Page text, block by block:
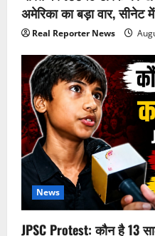
अमेरिका का बड़ा वार, सीनेट
Real Reporter News
News
JPSC Protest: कौन है 13